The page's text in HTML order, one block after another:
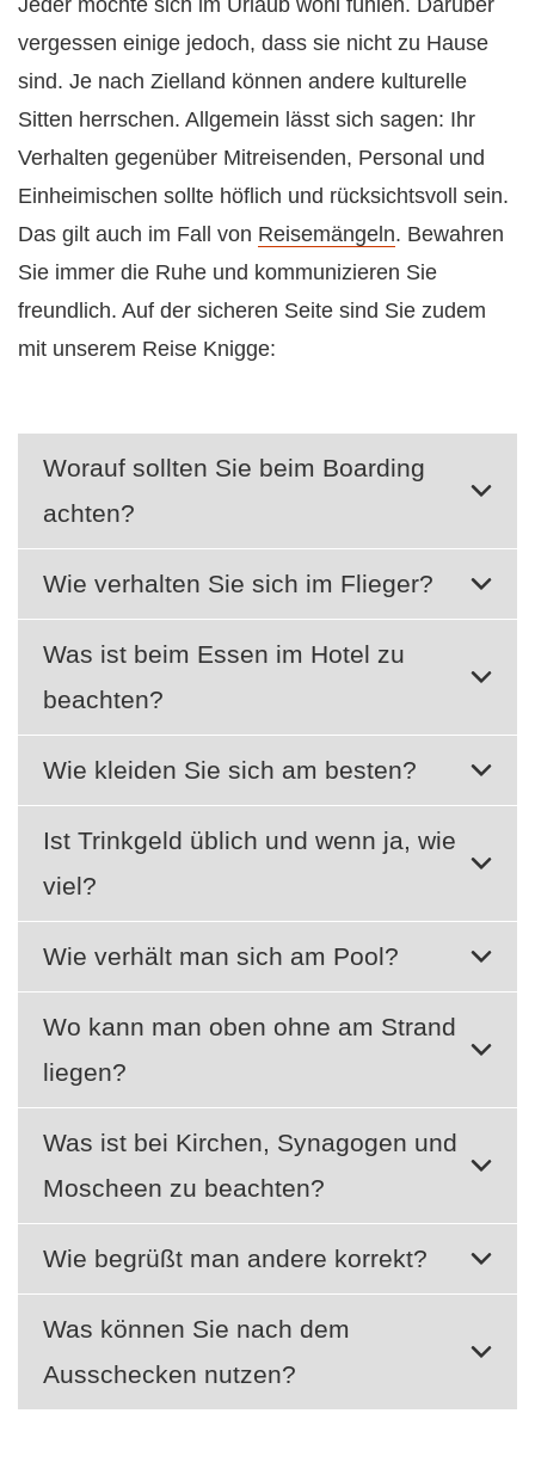
vergessen einige jedoch, dass sie nicht zu Hause
sind. Je nach Zielland können andere kulturelle
Sitten herrschen. Allgemein lässt sich sagen: Ihr
Verhalten gegenüber Mitreisenden, Personal und
Einheimischen sollte höflich und rücksichtsvoll sein.
Das gilt auch im Fall von Reisemängeln. Bewahren
Sie immer die Ruhe und kommunizieren Sie
freundlich. Auf der sicheren Seite sind Sie zudem
mit unserem Reise Knigge:
Worauf sollten Sie beim Boarding
achten?
Wie verhalten Sie sich im Flieger?
Was ist beim Essen im Hotel zu
beachten?
Wie kleiden Sie sich am besten?
Ist Trinkgeld üblich und wenn ja, wie
viel?
Wie verhält man sich am Pool?
Wo kann man oben ohne am Strand
liegen?
Was ist bei Kirchen, Synagogen und
Moscheen zu beachten?
Wie begrüßt man andere korrekt?
Was können Sie nach dem
Ausschecken nutzen?